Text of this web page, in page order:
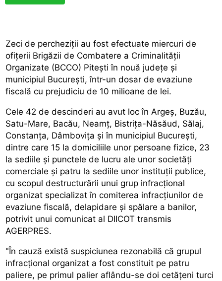
Zeci de percheziții au fost efectuate miercuri de
ofițerii Brigăzii de Combatere a Criminalității
Organizate (BCCO) Pitești în nouă județe și
municipiul București, într-un dosar de evaziune
fiscală cu prejudiciu de 10 milioane de lei.
Cele 42 de descinderi au avut loc în Argeș, Buzău,
Satu-Mare, Bacău, Neamț, Bistrița-Năsăud, Sălaj,
Constanța, Dâmbovița și în municipiul București,
dintre care 15 la domiciliile unor persoane fizice, 23
la sediile și punctele de lucru ale unor societăți
comerciale și patru la sediile unor instituții publice,
cu scopul destructurării unui grup infracțional
organizat specializat în comiterea infracțiunilor de
evaziune fiscală, delapidare și spălare a banilor,
potrivit unui comunicat al DIICOT transmis
AGERPRES.
"În cauză există suspiciunea rezonabilă că grupul
infracțional organizat a fost constituit pe patru
paliere, pe primul palier aflându-se doi cetățeni turci